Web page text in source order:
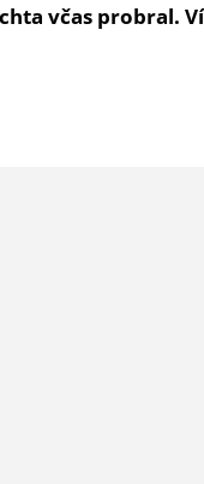
včas probral.